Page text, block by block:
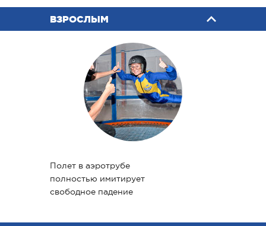
ВЗРОСЛЫМ
Полет в аэротрубе
полностью имитирует
свободное падение